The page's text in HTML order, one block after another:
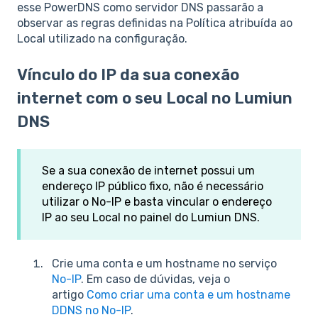
esse PowerDNS como servidor DNS passarão a
observar as regras definidas na Política atribuída ao
Local utilizado na configuração.
Vínculo do IP da sua conexão
internet com o seu Local no Lumiun
DNS
Se a sua conexão de internet possui um
endereço IP público fixo, não é necessário
utilizar o No-IP e basta vincular o endereço
IP ao seu Local no painel do Lumiun DNS.
Crie uma conta e um hostname no serviço
No-IP. Em caso de dúvidas, veja o
artigo Como criar uma conta e um hostname
DDNS no No-IP.